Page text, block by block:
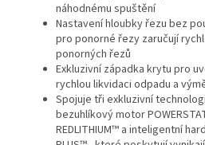
náhodnému spuštění
Nastavení hloubky řezu bez
pro ponorné řezy zaručují
ponorných řezů
Exkluzivní západka krytu pro
rychlou likvidaci odpadu a
Spojuje tři exkluzivní
bezuhlíkový motor
REDLITHIUM™ a inteligentní